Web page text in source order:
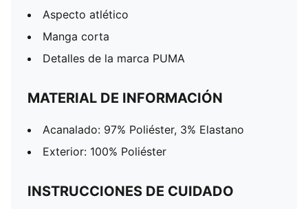
Aspecto atlético
Manga corta
Detalles de la marca PUMA
MATERIAL DE INFORMACIÓN
Acanalado: 97% Poliéster, 3% Elastano
Exterior: 100% Poliéster
INSTRUCCIONES DE CUIDADO